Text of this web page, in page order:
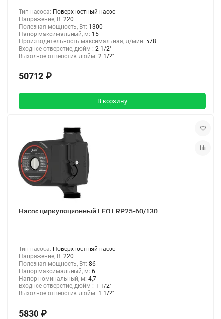
Тип насоса: Поверхностный насос
Напряжение, В: 220
Полезная мощность, Вт: 1300
Напор максимальный, м: 15
Производительность максимальная, л/мин: 578
Входное отверстие, дюйм : 2 1/2"
Выходное отверстие, дюйм: 2 1/2"
50712 ₽
В корзину
Насос циркуляционный LEO LRP25-60/130
Тип насоса: Поверхностный насос
Напряжение, В: 220
Полезная мощность, Вт: 86
Напор максимальный, м: 6
Напор номинальный, м: 4,7
Входное отверстие, дюйм : 1 1/2"
Выходное отверстие, дюйм: 1 1/2"
5830 ₽